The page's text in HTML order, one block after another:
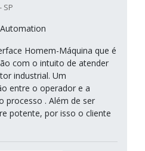
SP
Homem-Máquina que é
com o intuito de atender
industrial. Um
entre o operador e a
processo . Além de ser
potente, por isso o cliente